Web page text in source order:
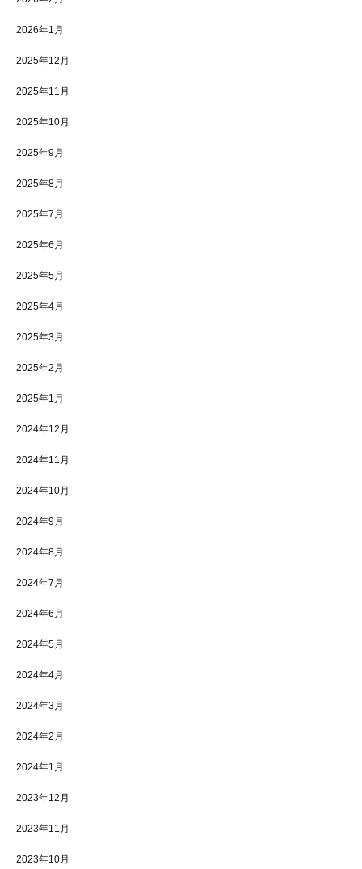
2026年1月
2025年12月
2025年11月
2025年10月
2025年9月
2025年8月
2025年7月
2025年6月
2025年5月
2025年4月
2025年3月
2025年2月
2025年1月
2024年12月
2024年11月
2024年10月
2024年9月
2024年8月
2024年7月
2024年6月
2024年5月
2024年4月
2024年3月
2024年2月
2024年1月
2023年12月
2023年11月
2023年10月